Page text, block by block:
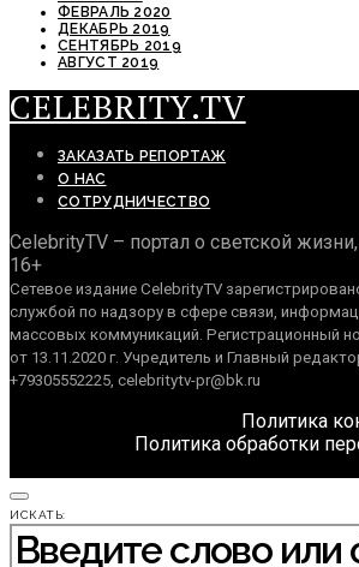
ФЕВРАЛЬ 2020
ДЕКАБРЬ 2019
СЕНТЯБРЬ 2019
АВГУСТ 2019
CELEBRITY.TV
ЗАКАЗАТЬ РЕПОРТАЖ
О НАС
СОТРУДНИЧЕСТВО
CelebrityTV – портал о светской
16+
Сетевое издание CelebrityTV
службой по надзору в сфере связи,
массовых коммуникаций. Регистрационный
от 13.11.2020 г. Учредитель и Главный
+79305552225, celebritytv-pr@bk.ru
Политика
Политика обработки
ИСКАТЬ: